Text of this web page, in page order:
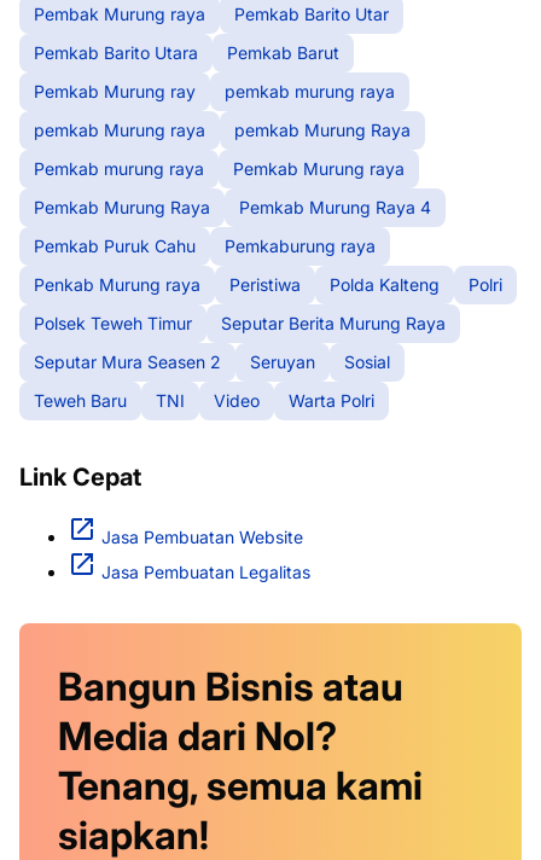
Pembak Murung raya
Pemkab Barito Utar
Pemkab Barito Utara
Pemkab Barut
Pemkab Murung ray
pemkab murung raya
pemkab Murung raya
pemkab Murung Raya
Pemkab murung raya
Pemkab Murung raya
Pemkab Murung Raya
Pemkab Murung Raya 4
Pemkab Puruk Cahu
Pemkaburung raya
Penkab Murung raya
Peristiwa Polda Kalteng
Polri
Polsek Teweh Timur
Seputar Berita Murung Raya
Seputar Mura Seasen 2
Seruyan
Sosial
Teweh Baru
TNI Video Warta Polri
Link Cepat
Jasa Pembuatan Website
Jasa Pembuatan Legalitas
Bangun Bisnis atau
Media dari Nol?
Tenang, semua kami
siapkan!